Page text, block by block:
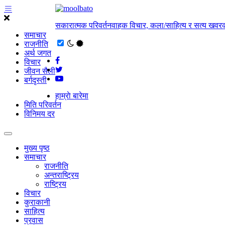
समाचार
राजनीति
अर्थ जगत
विचार
जीवन सैली
बर्गदृस्ती
सकारात्मक परिवर्तनवाहक विचार, कला/साहित्य र सत्य
हाम्राे बारेमा
मिति परिवर्तन
विनिमय दर
मुख्य पृष्ठ
समाचार
राजनीति
अन्तराष्ट्रिय
राष्ट्रिय
विचार
कुराकानी
साहित्य
प्रवास